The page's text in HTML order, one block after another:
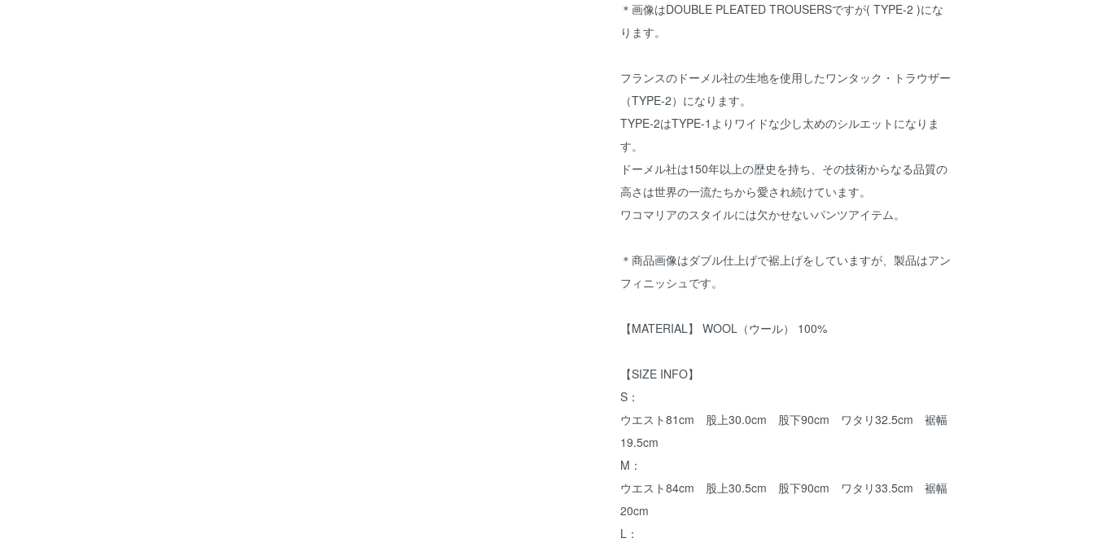
＊画像はDOUBLE PLEATED TROUSERSですが( TYPE-2 )にな
ります。
フランスのドーメル社の生地を使用したワンタック・トラウザー
（TYPE-2）になります。
TYPE-2はTYPE-1よりワイドな少し太めのシルエットになりま
す。
ドーメル社は150年以上の歴史を持ち、その技術からなる品質の
高さは世界の一流たちから愛され続けています。
ワコマリアのスタイルには欠かせないパンツアイテム。
＊商品画像はダブル仕上げで裾上げをしていますが、製品はアン
フィニッシュです。
【MATERIAL】 WOOL（ウール） 100%
【SIZE INFO】
S：
ウエスト81cm 股上30.0cm 股下90cm ワタリ32.5cm 裾幅
19.5cm
M：
ウエスト84cm 股上30.5cm 股下90cm ワタリ33.5cm 裾幅
20cm
L：